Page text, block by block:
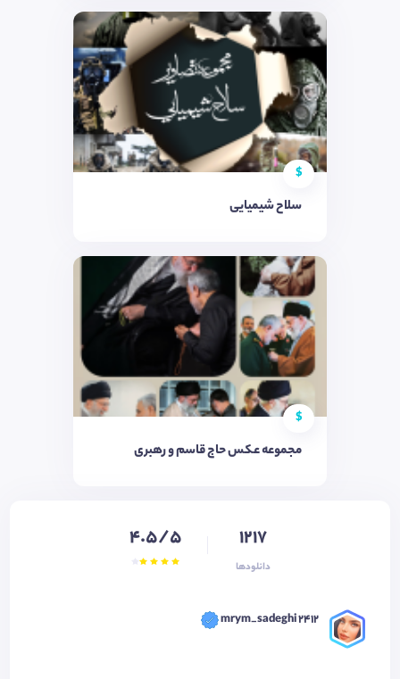
$
سلاح شیمیایی
$
مجموعه عکس حاج قاسم و رهبری
1217
دانلودها
4.5/5
mrym_sadeghi 2412